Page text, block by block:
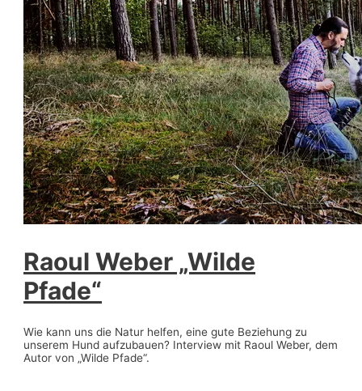
Raoul Weber „Wilde
Pfade“
Wie kann uns die Natur helfen, eine gute Beziehung zu
unserem Hund aufzubauen? Interview mit Raoul Weber, dem
Autor von „Wilde Pfade“.